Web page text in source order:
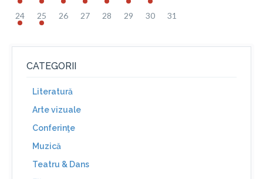
24 25 26 27 28 29 30 31
CATEGORII
Literatură
Arte vizuale
Conferinţe
Muzică
Teatru & Dans